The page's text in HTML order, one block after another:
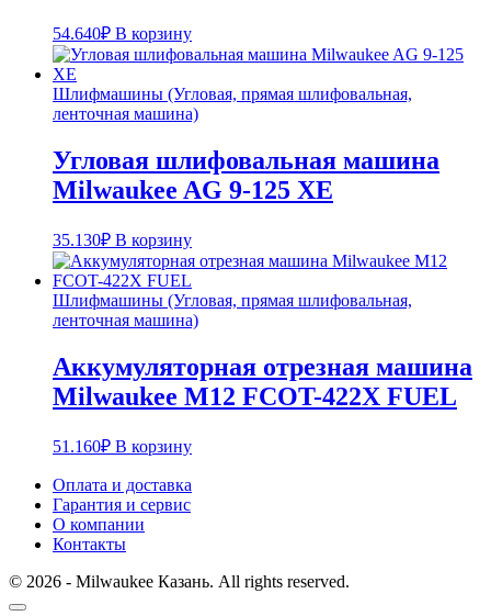
54.640₽ В корзину
Шлифмашины (Угловая, прямая шлифовальная,
ленточная машина)
Угловая шлифовальная машина
Milwaukee AG 9-125 XE
35.130₽ В корзину
Шлифмашины (Угловая, прямая шлифовальная,
ленточная машина)
Аккумуляторная отрезная машина
Milwaukee M12 FCOT-422X FUEL
51.160₽ В корзину
Оплата и доставка
Гарантия и сервис
О компании
Контакты
© 2026 - Milwaukee Казань. All rights reserved.